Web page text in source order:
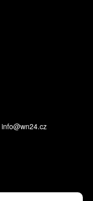
info@wn24.cz